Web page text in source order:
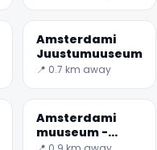
Amsterdami
Juustumuuseum
📍 0.7 km away
Amsterdami
muuseum -
majutatud